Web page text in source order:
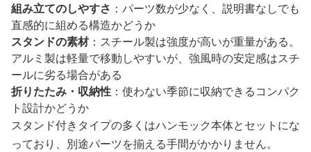
組み立てのしやすさ ：パーツ数が少なく、説明書なしでも
直感的に組める構造かどうか
スタンドの素材：スチール製は強度が高いが重量がある。
アルミ製は軽量で移動しやすいが、強風時の安定感はスチ
ールに劣る場合がある
折りたたみ・収納性 ：使わない季節に収納できるコンパク
ト設計かどうか
スタンド付きタイプの多くはハンモック本体とセットにな
っており、別途パーツを揃える手間がかかりません。